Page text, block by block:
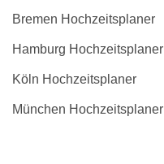
Bremen Hochzeitsplaner
Hamburg Hochzeitsplaner
Köln Hochzeitsplaner
München Hochzeitsplaner